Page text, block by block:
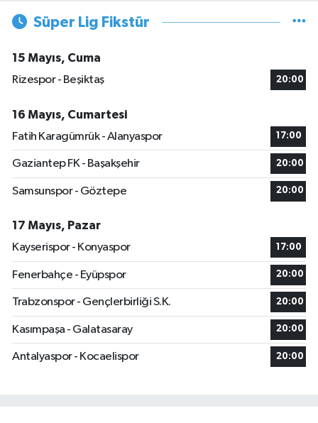
Süper Lig Fikstür
15 Mayıs, Cuma
Rizespor - Beşiktaş
20:00
16 Mayıs, Cumartesi
Fatih Karagümrük - Alanyaspor
17:00
Gaziantep FK - Başakşehir 20:00
Samsunspor - Göztepe 20:00
17 Mayıs, Pazar
Kayserispor - Konyaspor
17:00
Fenerbahçe - Eyüpspor 20:00
Trabzonspor - Gençlerbirliği S.K. 20:00
Kasımpaşa - Galatasaray 20:00
Antalyaspor - Kocaelispor 20:00